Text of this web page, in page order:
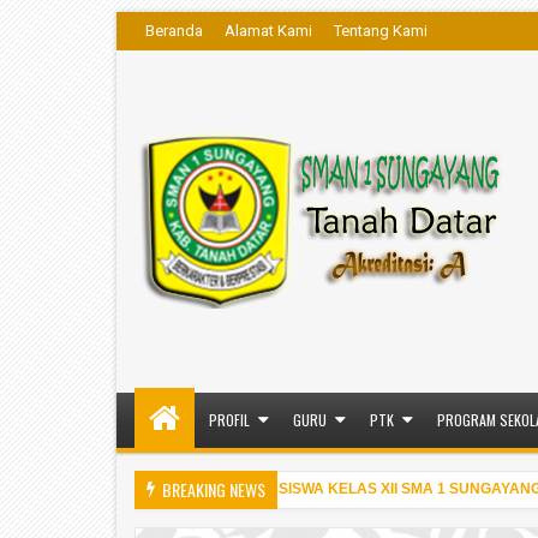
Beranda Alamat Kami Tentang Kami
PROFIL GURU PTK PROGRAM
BREAKING NEWS
PENGUMUMAN KELULUSAN SISWA KELAS XII SMA 1 SUNGAYANG